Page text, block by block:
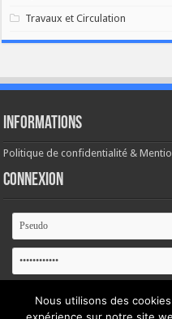
Travaux et Circulation
Informations
Politique de confidentialité &
Connexion
Se souvenir
Nous utilisons des